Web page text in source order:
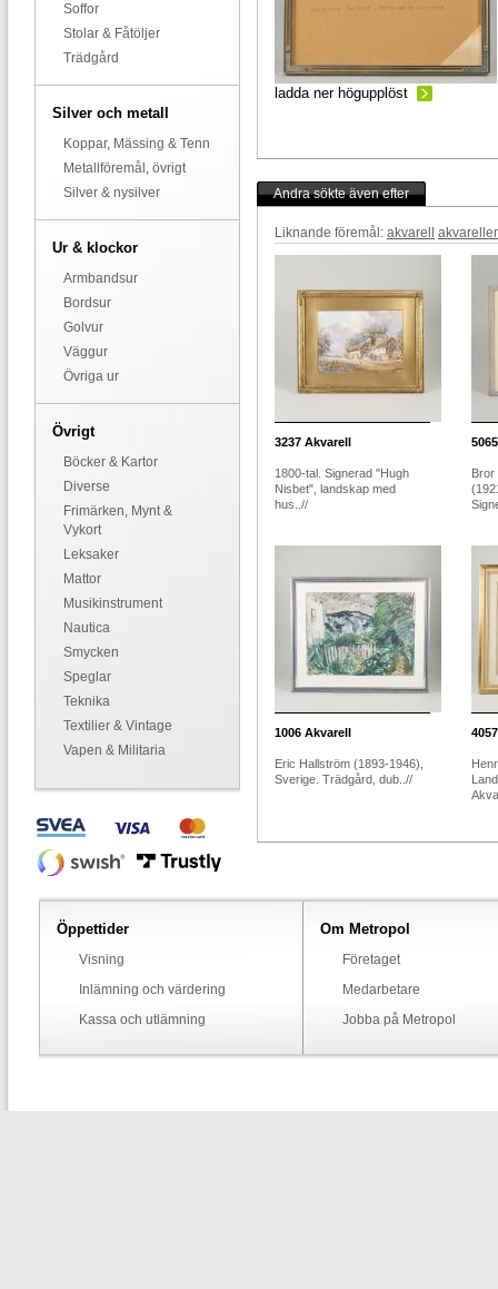
Soffor
Stolar & Fåtöljer
Trädgård
Silver och metall
Koppar, Mässing & Tenn
Metallföremål, övrigt
Silver & nysilver
Ur & klockor
Armbandsur
Bordsur
Golvur
Väggur
Övriga ur
Övrigt
Böcker & Kartor
Diverse
Frimärken, Mynt &
Vykort
Leksaker
Mattor
Musikinstrument
Nautica
Smycken
Speglar
Teknika
Textilier & Vintage
Vapen & Militaria
ladda ner högupplöst
Andra sökte även efter
Liknande föremål: akvarell akvareller
3237 Akvarell
1800-tal. Signerad "Hugh
Nisbet", landskap med
hus..//
5065
Bror
1006 Akvarell
Eric Hallström (1893-1946),
Sverige. Trädgård, dub..//
4057
Öppettider
Visning
Inlämning och värdering
Kassa och utlämning
Om Metropol
Företaget
Medarbetare
Jobba på Metropol